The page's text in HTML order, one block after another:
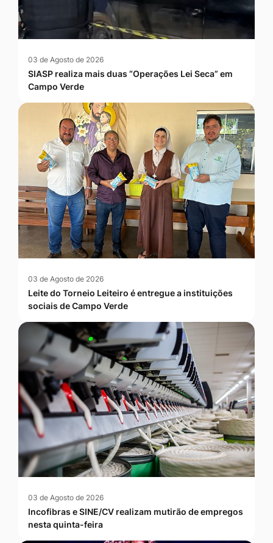
03 de Agosto de 2026
SIASP realiza mais duas “Operações Lei Seca” em
Campo Verde
03 de Agosto de 2026
Leite do Torneio Leiteiro é entregue a instituições
sociais de Campo Verde
03 de Agosto de 2026
Incofibras e SINE/CV realizam mutirão de empregos
nesta quinta-feira